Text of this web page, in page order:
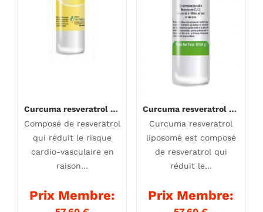
Curcuma resveratrol liposomé
Composé de resveratrol
qui réduit le risque
cardio-vasculaire en
raison…
Prix Membre:
Curcuma resveratrol liposomé
Curcuma resveratrol
liposomé est composé
de resveratrol qui
réduit le…
Prix Membre: